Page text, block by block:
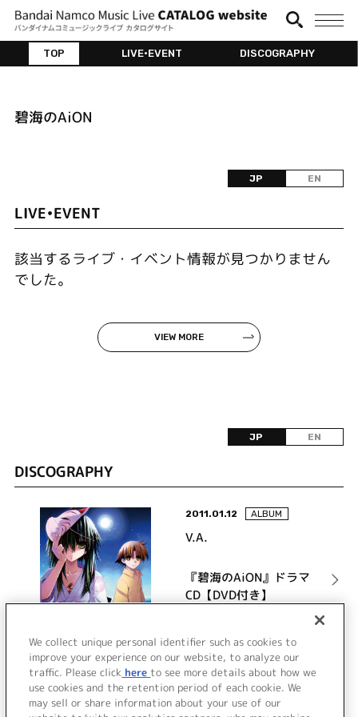
TOP LIVE•EVENT DISCOGRAPHY
碧海のAiON
JP EN
LIVE•EVENT
該当するライブ・イベント情報が見つかりません
でした。
VIEW MORE
JP EN
DISCOGRAPHY
2011.01.12 ALBUM
V.A.
『碧海のAiON』ドラマ
CD【DVD付き】
詳細を見る
VIEW MORE
We collect unique personal identifier such as cookies to
improve your experience on our website, to analyze our
traffic. Please click here to see more details about how we
use cookies and the retention period of each cookie. We
may sell or share information about your use of our